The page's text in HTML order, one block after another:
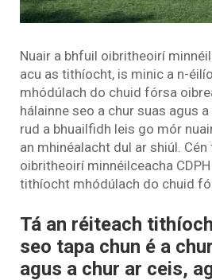
Nuair a bhfuil oibritheoirí
acu as tithíocht, is minic a n-
mhódúlach do chuid fórsa
hálainne seo a chur suas agus
rud a bhuailfidh leis go mór
an mhinéalacht dul ar shiúl.
oibritheoirí minnéilceacha
tithíocht mhódúlach do chuid
Tá an réiteach
seo tapa chun é a
agus a chur ar ceis,